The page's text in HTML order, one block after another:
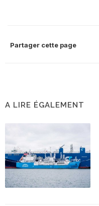
Partager cette page
A LIRE ÉGALEMENT